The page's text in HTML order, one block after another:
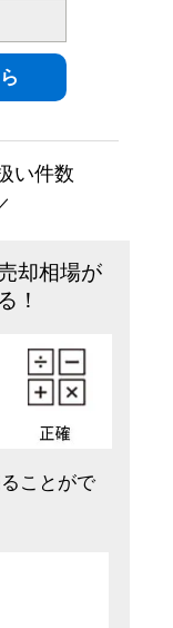
い件数
却相場が
！
ことがで